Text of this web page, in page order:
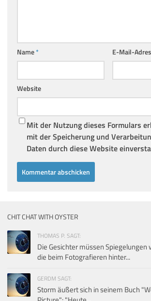
Name* E-Mail-
Website
Mit der Nutzung dieses Formulars
mit der Speicherung und
Daten durch diese Website
CHIT CHAT WITH OYSTER
THOMAS P. SAGT:
Die Gesichter müssen Spiegelungen
die beim Fotografieren hinter...
GERDM SAGT:
Storm äußert sich in seinem Buch